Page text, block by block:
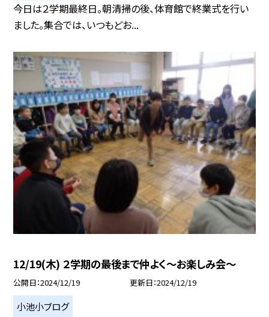
今日は２学期最終日。朝清掃の後、体育館で終業式を行い
ました。集合では、いつもどお...
12/19(木) ２学期の最後まで仲よく〜お楽しみ会〜
公開日 2024/12/19 更新日 2024/12/19
小池小ブログ